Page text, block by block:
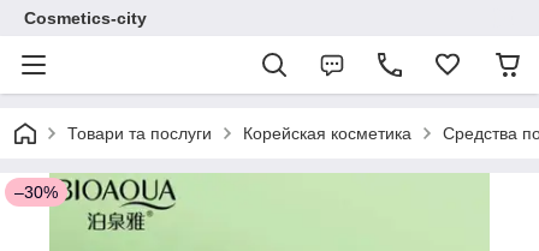
Cosmetics-city
Товари та послуги Корейская косметика Средства
–30%